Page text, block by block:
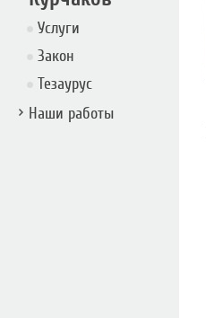
Услуги
Закон
Тезаурус
Наши работы